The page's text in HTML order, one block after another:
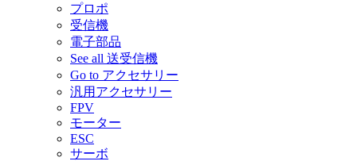
プロポ
受信機
電子部品
See all 送受信機
Go to アクセサリー
汎用アクセサリー
FPV
モーター
ESC
サーボ